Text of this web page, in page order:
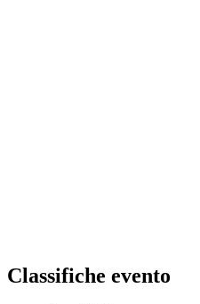
Classifiche evento